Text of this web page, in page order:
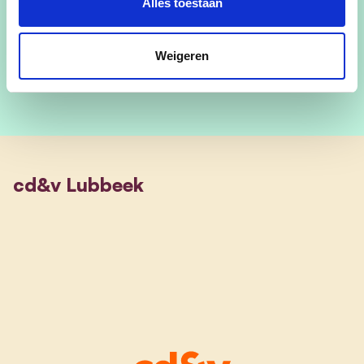
Weigeren
Plaats 18
cd&v Lubbeek